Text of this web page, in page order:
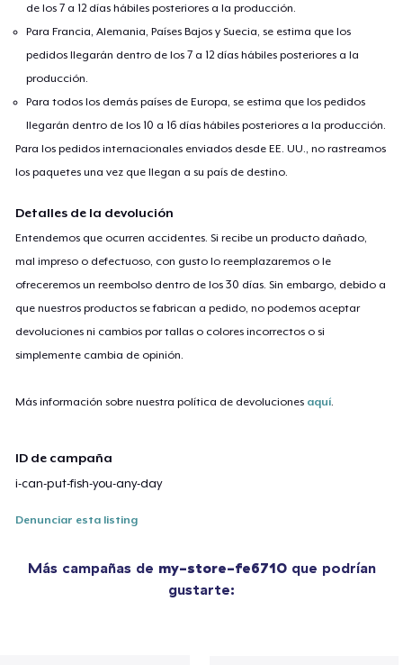
de los 7 a 12 días hábiles posteriores a la producción.
Para Francia, Alemania, Países Bajos y Suecia, se estima que los
pedidos llegarán dentro de los 7 a 12 días hábiles posteriores a la
producción.
Para todos los demás países de Europa, se estima que los pedidos
llegarán dentro de los 10 a 16 días hábiles posteriores a la producción.
Para los pedidos internacionales enviados desde EE. UU., no rastreamos
los paquetes una vez que llegan a su país de destino.
Detalles de la devolución
Entendemos que ocurren accidentes. Si recibe un producto dañado,
mal impreso o defectuoso, con gusto lo reemplazaremos o le
ofreceremos un reembolso dentro de los 30 días. Sin embargo, debido a
que nuestros productos se fabrican a pedido, no podemos aceptar
devoluciones ni cambios por tallas o colores incorrectos o si
simplemente cambia de opinión.
Más información sobre nuestra política de devoluciones aquí
ID de campaña
i-can-put-fish-you-any-day
Denunciar esta listing
Más campañas de my-store-fe6710que podrían
gustarte: